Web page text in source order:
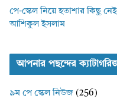
পে-স্কেল নিয়ে হতাশার কিছু
আশিকুল ইসলাম
আপনার পছন্দের
৯ম পে স্কেল নিউজ (256)